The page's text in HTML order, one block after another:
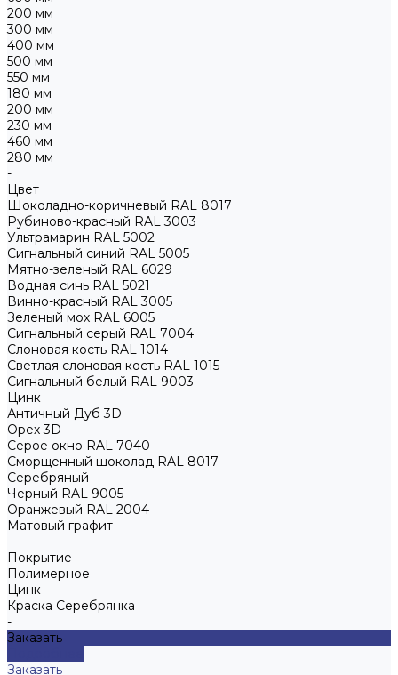
200 мм
300 мм
400 мм
500 мм
550 мм
180 мм
200 мм
230 мм
460 мм
280 мм
-
Цвет
Шоколадно-коричневый RAL 8017
Рубиново-красный RAL 3003
Ультрамарин RAL 5002
Сигнальный синий RAL 5005
Мятно-зеленый RAL 6029
Водная синь RAL 5021
Винно-красный RAL 3005
Зеленый мох RAL 6005
Сигнальный серый RAL 7004
Слоновая кость RAL 1014
Светлая слоновая кость RAL 1015
Сигнальный белый RAL 9003
Цинк
Античный Дуб 3D
Орех 3D
Серое окно RAL 7040
Сморщенный шоколад RAL 8017
Серебряный
Черный RAL 9005
Оранжевый RAL 2004
Матовый графит
-
Покрытие
Полимерное
Цинк
Краска Серебрянка
-
Заказать
Заказать